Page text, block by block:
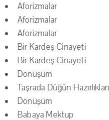
Aforizmalar
Aforizmalar
Aforizmalar
Bir Kardeş Cinayeti
Bir Kardeş Cinayeti
Dönüşüm
Taşrada Düğün Hazırlıkları
Dönüşüm
Babaya Mektup